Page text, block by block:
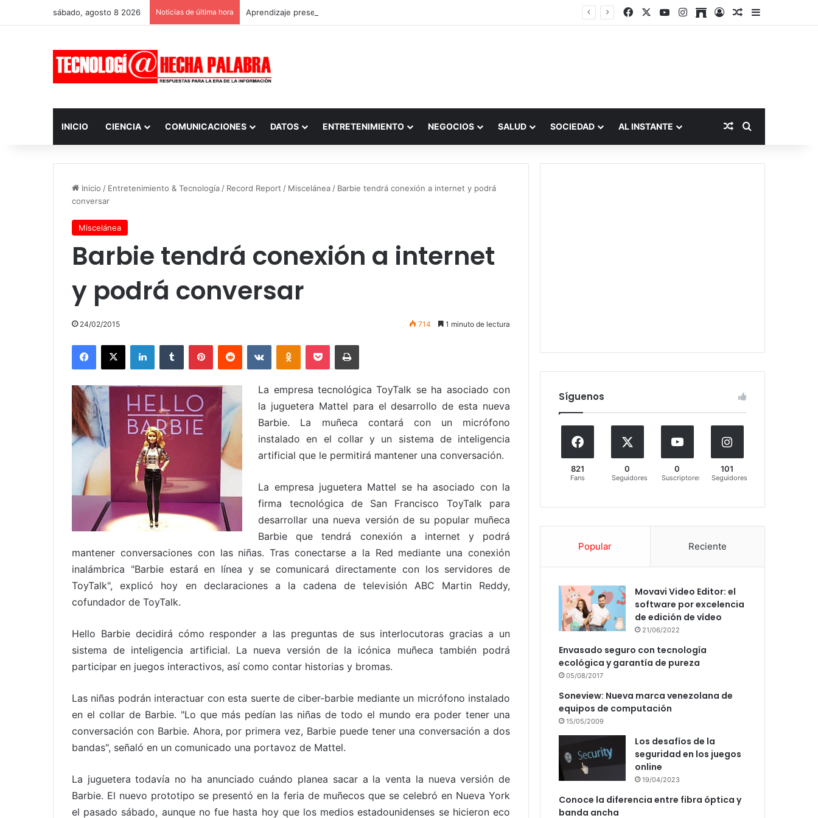
sábado, agosto 8 2026 Noticias de última hora Aprendizaje presencial vs. por internet FacebookYouTubeInstagram
ArchiveAccesoPublicación al
Barra lateral
INICIO CIENCIA COMUNICACIONES DATOS ENTRETENIMIENTO NEGOCIOS SALUD SOCIEDAD AL INSTANTE Publicación al
Buscar por
Inicio / Entretenimiento & Tecnología / Record Report / Miscelánea / Barbie tendrá conexión a internet y podrá
conversar
Miscelánea
Barbie tendrá conexión a internet
y podrá conversar
24/02/2015 714 1 minuto de lectura
Facebook
X LinkedInTumblr PinterestReddit VKontakteOdnoklassniki
Pocket Imprimir
La empresa tecnológica ToyTalk se ha asociado con
la juguetera Mattel para el desarrollo de esta nueva
Barbie. La muñeca contará con un micrófono
instalado en el collar y un sistema de inteligencia
artificial que le permitirá mantener una conversación.
La empresa juguetera Mattel se ha asociado con la
firma tecnológica de San Francisco ToyTalk para
desarrollar una nueva versión de su popular muñeca
Barbie que tendrá conexión a internet y podrá
mantener conversaciones con las niñas. Tras conectarse a la Red mediante una conexión
inalámbrica "Barbie estará en línea y se comunicará directamente con los servidores de
ToyTalk", explicó hoy en declaraciones a la cadena de televisión ABC Martin Reddy,
cofundador de ToyTalk.
Hello Barbie decidirá cómo responder a las preguntas de sus interlocutoras gracias a un
sistema de inteligencia artificial. La nueva versión de la icónica muñeca también podrá
participar en juegos interactivos, así como contar historias y bromas.
Las niñas podrán interactuar con esta suerte de ciber-barbie mediante un micrófono instalado
en el collar de Barbie. "Lo que más pedían las niñas de todo el mundo era poder tener una
conversación con Barbie. Ahora, por primera vez, Barbie puede tener una conversación a dos
bandas", señaló en un comunicado una portavoz de Mattel.
La juguetera todavía no ha anunciado cuándo planea sacar a la venta la nueva versión de
Barbie. El nuevo prototipo se presentó en la feria de muñecos que se celebró en Nueva York
el pasado sábado, aunque no fue hasta hoy que los medios estadounidenses se hicieron eco
Síguenos
821
Fans
0
Seguidores
0
Suscriptores
101
Seguidores
Popular Reciente
Movavi Video Editor: el
software por excelencia
de edición de vídeo
21/06/2022
Envasado seguro con tecnología
ecológica y garantía de pureza
05/08/2017
Soneview: Nueva marca venezolana de
equipos de computación
15/05/2009
Los desafíos de la
seguridad en los juegos
online
19/04/2023
Conoce la diferencia entre fibra óptica y
banda ancha